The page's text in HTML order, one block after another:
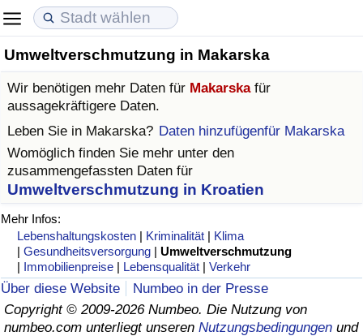
Umweltverschmutzung in Makarska
Wir benötigen mehr Daten für Makarskafür
aussagekräftigere Daten.
Leben Sie in Makarska? Daten hinzufügenfür Makarska
Womöglich finden Sie mehr unter den
zusammengefassten Daten für
Umweltverschmutzung in Kroatien
Mehr Infos:
Lebenshaltungskosten | Kriminalität | Klima
|Gesundheitsversorgung |Umweltverschmutzung
| Immobilienpreise | Lebensqualität |Verkehr
Über diese Website
Numbeo in der Presse
Copyright © 2009-2026 Numbeo. Die Nutzung von
numbeo.com unterliegt unseren Nutzungsbedingungen und
Lebenshaltungskosten
Lebenshaltungskosten-Index (aktuell)
Lebenshaltungskosten-Index
Lebenshaltungskosten-Index nach Land
in Akaba
Immobilienpreise
Immobilienpreis-Index (aktuell)
Immobilienpreis-Index
Immobilienpreis-Index nach Land
Lebensqualität
Lebensqualität-Index
Lebensqualität-Index (aktuell)
Lebensqualitätsindex nach Land
Kriminalität
Kriminalitäts-Index (aktuell)
Kriminalitäts-Index